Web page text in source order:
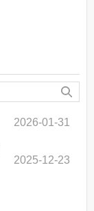
2026-01-31
2025-12-23